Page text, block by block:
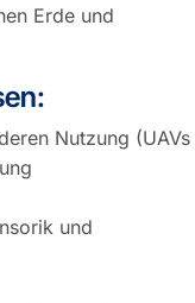
Erde und
Nutzung (UAVs
und